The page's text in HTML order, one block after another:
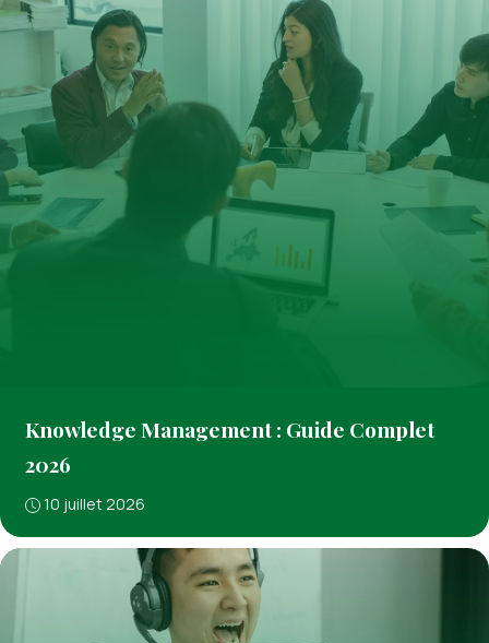
Knowledge Management : Guide Complet
2026
10 juillet 2026